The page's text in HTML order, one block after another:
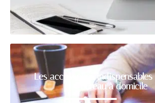
Les accessoires
bureau à domicile